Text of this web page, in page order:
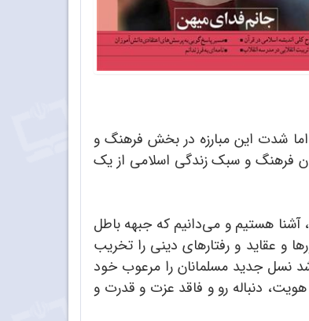
شدت این مبارزه در بخش فرهنگ و
فرهنگ و سبک زندگی اسلامی از یک
آشنا هستیم و می‌دانیم که جبهه باطل
و عقاید و رفتارهای دینی را تخریب
نسل جدید مسلمانان را مرعوب خود
دنباله رو و فاقد عزت و قدرت و